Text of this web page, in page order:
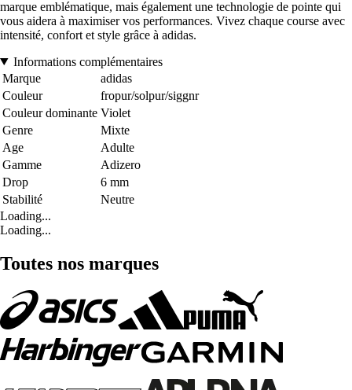
marque emblématique, mais également une technologie de pointe qui
vous aidera à maximiser vos performances. Vivez chaque course avec
intensité, confort et style grâce à adidas.
Informations complémentaires
Marque
adidas
Couleur
fropur/solpur/siggnr
Couleur dominante Violet
Genre
Mixte
Age
Adulte
Gamme
Adizero
Drop
6 mm
Stabilité
Neutre
Loading...
Loading...
Toutes nos marques